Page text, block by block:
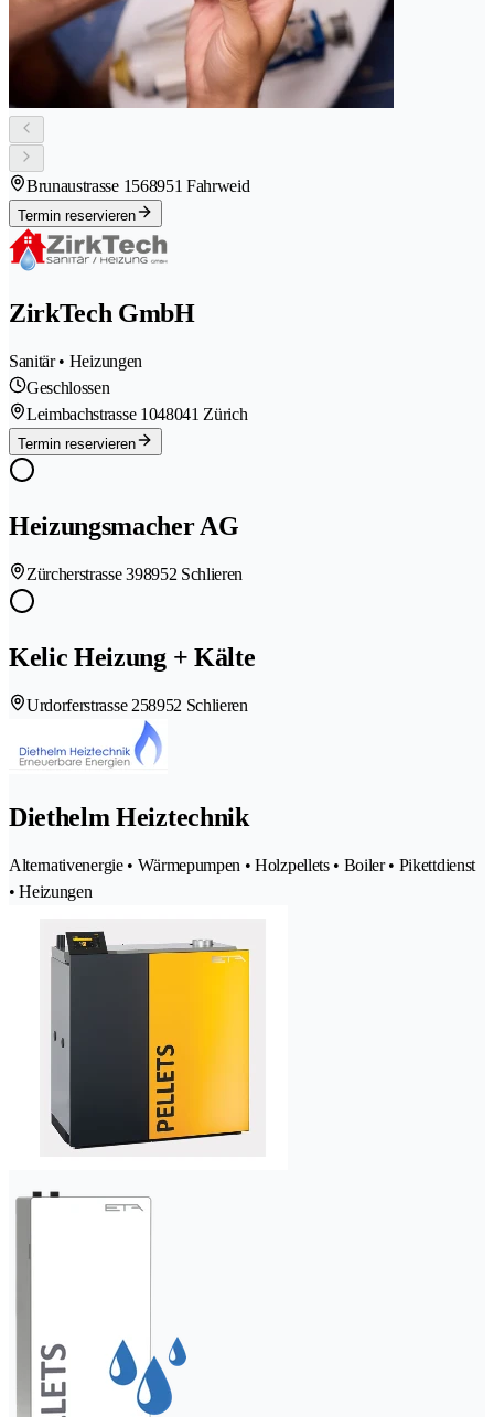
Brunaustrasse 1568951 Fahrweid
Termin reservieren
ZirkTech GmbH
Sanitär • Heizungen
Geschlossen
Leimbachstrasse 1048041 Zürich
Termin reservieren
Heizungsmacher AG
Zürcherstrasse 398952 Schlieren
Kelic Heizung + Kälte
Urdorferstrasse 258952 Schlieren
Diethelm Heiztechnik
Alternativenergie • Wärmepumpen • Holzpellets • Boiler • Pikettdienst
• Heizungen